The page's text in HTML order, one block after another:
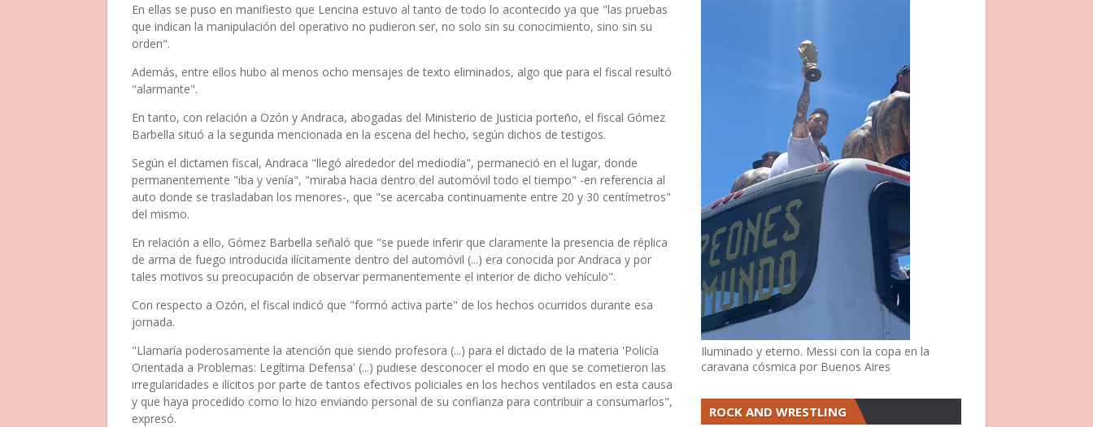
En ellas se puso en manifiesto que Lencina estuvo al tanto de todo lo acontecido ya que "las pruebas
que indican la manipulación del operativo no pudieron ser, no solo sin su conocimiento, sino sin su
orden".
Además, entre ellos hubo al menos ocho mensajes de texto eliminados, algo que para el fiscal resultó
"alarmante".
En tanto, con relación a Ozón y Andraca, abogadas del Ministerio de Justicia porteño, el fiscal Gómez
Barbella situó a la segunda mencionada en la escena del hecho, según dichos de testigos.
Según el dictamen fiscal, Andraca "llegó alrededor del mediodía", permaneció en el lugar, donde
permanentemente "iba y venía", "miraba hacia dentro del automóvil todo el tiempo" -en referencia al
auto donde se trasladaban los menores-, que "se acercaba continuamente entre 20 y 30 centímetros"
del mismo.
En relación a ello, Gómez Barbella señaló que "se puede inferir que claramente la presencia de réplica
de arma de fuego introducida ilícitamente dentro del automóvil (...) era conocida por Andraca y por
tales motivos su preocupación de observar permanentemente el interior de dicho vehículo".
Con respecto a Ozón, el fiscal indicó que "formó activa parte" de los hechos ocurridos durante esa
jornada.
"Llamaría poderosamente la atención que siendo profesora (...) para el dictado de la materia 'Policía
Orientada a Problemas: Legítima Defensa' (...) pudiese desconocer el modo en que se cometieron las
irregularidades e ilícitos por parte de tantos efectivos policiales en los hechos ventilados en esta causa
y que haya procedido como lo hizo enviando personal de su confianza para contribuir a consumarlos",
expresó.
Iluminado y eterno. Messi con la copa en la
caravana cósmica por Buenos Aires
ROCK AND WRESTLING